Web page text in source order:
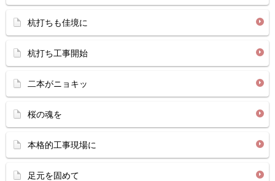
杭打ちも佳境に
杭打ち工事開始
二本がニョキッ
桜の魂を
本格的工事現場に
足元を固めて